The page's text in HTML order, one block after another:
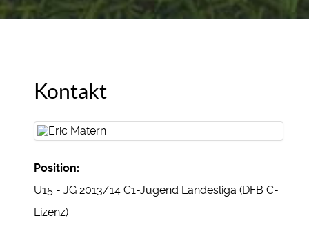
Kontakt
Position:
U15 - JG 2013/14 C1-Jugend Landesliga (DFB C-
Lizenz)